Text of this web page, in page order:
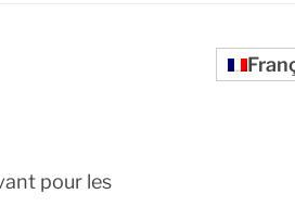
pour les